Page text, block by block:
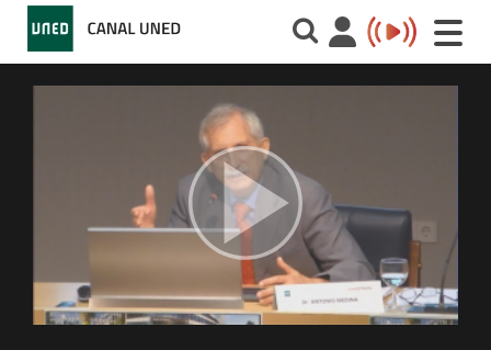
Toggle